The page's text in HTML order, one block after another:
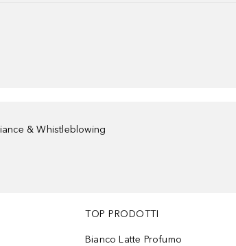
& Whistleblowing
TOP PRODOTTI
Bianco Latte Profumo